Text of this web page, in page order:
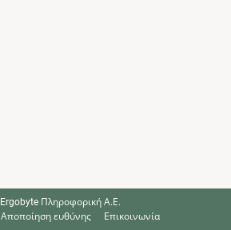
Ergobyte Πληροφορική Α.Ε.
Αποποίηση ευθύνης Επικοινωνία